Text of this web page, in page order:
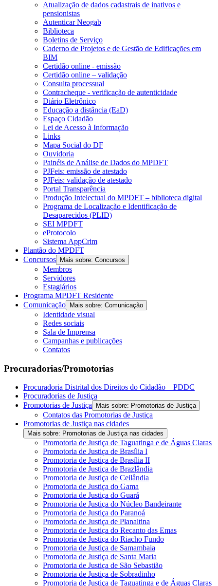
Atualização de dados cadastrais de inativos e
pensionistas
Autenticar Neogab
Biblioteca
Boletins de Serviço
Caderno de Projetos e de Gestão de Edificações em
BIM
Certidão online - emissão
Certidão online – validação
Consulta processual
Contracheque - verificação de autenticidade
Diário Eletrônico
Educação a distância (EaD)
Espaço Cidadão
Lei de Acesso à Informação
Links
Mapa Social do DF
Ouvidoria
Painéis de Análise de Dados do MPDFT
PJFeis: emissão de atestado
PJFeis: validação de atestado
Portal Transparência
Produção Intelectual do MPDFT – biblioteca digital
Programa de Localização e Identificação de
Desaparecidos (PLID)
SEI MPDFT
eProtocolo
Sistema AppCrim
Plantão do MPDFT
Concursos
Mais sobre: Concursos
Membros
Servidores
Estagiários
Programa MPDFT Residente
Comunicação
Mais sobre: Comunicação
Identidade visual
Redes sociais
Sala de Imprensa
Campanhas e publicações
Contatos
Procuradorias/Promotorias
Procuradoria Distrital dos Direitos do Cidadão – PDDC
Procuradorias de Justiça
Promotorias de Justiça
Mais sobre: Promotorias de Justiça
Contatos das Promotorias de Justiça
Promotorias de Justiça nas cidades
Mais sobre: Promotorias de Justiça nas cidades
Promotoria de Justiça de Taguatinga e de Águas Claras
Promotoria de Justiça de Brasília I
Promotoria de Justiça de Brasília II
Promotoria de Justiça de Brazlândia
Promotoria de Justiça de Ceilândia
Promotoria de Justiça do Gama
Promotoria de Justiça do Guará
Promotoria de Justiça do Núcleo Bandeirante
Promotoria de Justiça do Paranoá
Promotoria de Justiça de Planaltina
Promotoria de Justiça do Recanto das Emas
Promotoria de Justiça do Riacho Fundo
Promotoria de Justiça de Samambaia
Promotoria de Justiça de Santa Maria
Promotoria de Justiça de São Sebastião
Promotoria de Justiça de Sobradinho
Promotoria de Justiça de Taguatinga e de Águas Claras